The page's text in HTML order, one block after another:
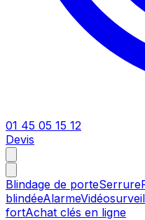
01 45 05 15 12
Devis
Blindage de porteSerrure
blindéeAlarme
fortAchat clés en ligne